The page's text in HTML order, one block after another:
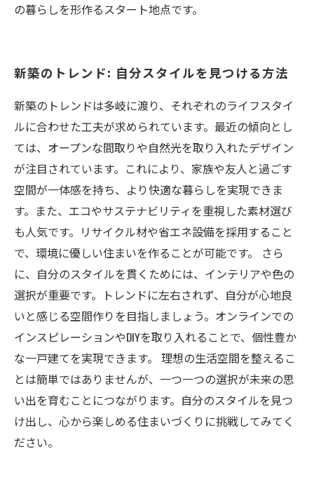
の暮らしを形作るスタート地点です。
新築のトレンド: 自分スタイルを見つける方法
新築のトレンドは多岐に渡り、それぞれのライフスタイ
ルに合わせた工夫が求められています。最近の傾向とし
ては、オープンな間取りや自然光を取り入れたデザイン
が注目されています。これにより、家族や友人と過ごす
空間が一体感を持ち、より快適な暮らしを実現できま
す。また、エコやサステナビリティを重視した素材選び
も人気です。リサイクル材や省エネ設備を採用すること
で、環境に優しい住まいを作ることが可能です。 さら
に、自分のスタイルを貫くためには、インテリアや色の
選択が重要です。トレンドに左右されず、自分が心地良
いと感じる空間作りを目指しましょう。オンラインでの
インスピレーションやDIYを取り入れることで、個性豊か
な一戸建てを実現できます。 理想の生活空間を整えるこ
とは簡単ではありませんが、一つ一つの選択が未来の思
い出を育むことにつながります。自分のスタイルを見つ
け出し、心から楽しめる住まいづくりに挑戦してみてく
ださい。